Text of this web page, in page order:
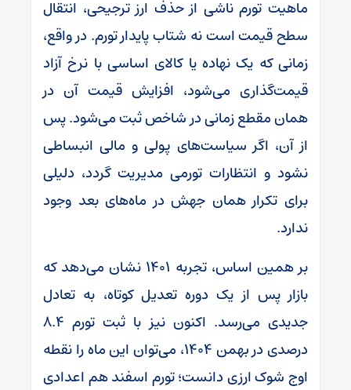
ماهیت تورم ناشی از حذف ارز ترجیحی، انتقال
سطح قیمت است نه شتاب پایدار تورم. در واقع،
زمانی که یک نهاده یا کالای اساسی با نرخ آزاد
قیمت‌گذاری می‌شود، افزایش قیمت آن در
همان مقطع زمانی در شاخص ثبت می‌شود. پس
از آن، اگر سیاست‌های پولی و مالی انبساطی
نشود و انتظارات تورمی مدیریت گردد، دلیلی
برای تکرار همان جهش در ماه‌های بعد وجود
ندارد.
بر همین اساس، تجربه ۱۴۰۱ نشان می‌دهد که
بازار پس از یک دوره تعدیل کوتاه، به تعادل
جدیدی می‌رسد. اکنون نیز با ثبت تورم ۸.۴
درصدی در بهمن ۱۴۰۴، می‌توان این ماه را نقطه
اوج شوک ارزی دانست؛ تورم اسفند هم اعدادی